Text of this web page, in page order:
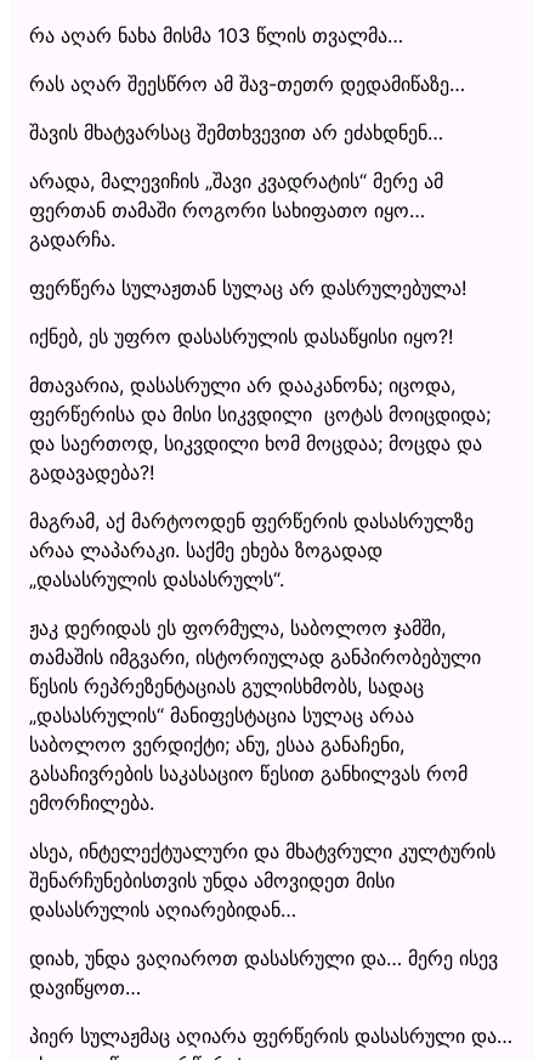
რა აღარ ნახა მისმა 103 წლის თვალმა…
რას აღარ შეესწრო ამ შავ-თეთრ დედამიწაზე…
შავის მხატვარსაც შემთხვევით არ ეძახდნენ…
არადა, მალევიჩის „შავი კვადრატის“ მერე ამ
ფერთან თამაში როგორი სახიფათო იყო…
გადარჩა.
ფერწერა სულაჟთან სულაც არ დასრულებულა!
იქნებ, ეს უფრო დასასრულის დასაწყისი იყო?!
მთავარია, დასასრული არ დააკანონა; იცოდა,
ფერწერისა და მისი სიკვდილი ცოტას მოიცდიდა;
და საერთოდ, სიკვდილი ხომ მოცდაა; მოცდა და
გადავადება?!
მაგრამ, აქ მარტოოდენ ფერწერის დასასრულზე
არაა ლაპარაკი. საქმე ეხება ზოგადად
„დასასრულის დასასრულს“.
ჟაკ დერიდას ეს ფორმულა, საბოლოო ჯამში,
თამაშის იმგვარი, ისტორიულად განპირობებული
წესის რეპრეზენტაციას გულისხმობს, სადაც
„დასასრულის“ მანიფესტაცია სულაც არაა
საბოლოო ვერდიქტი; ანუ, ესაა განაჩენი,
გასაჩივრების საკასაციო წესით განხილვას რომ
ემორჩილება.
ასეა, ინტელექტუალური და მხატვრული კულტურის
შენარჩუნებისთვის უნდა ამოვიდეთ მისი
დასასრულის აღიარებიდან…
დიახ, უნდა ვაღიაროთ დასასრული და… მერე ისევ
დავიწყოთ…
პიერ სულაჟმაც აღიარა ფერწერის დასასრული და…